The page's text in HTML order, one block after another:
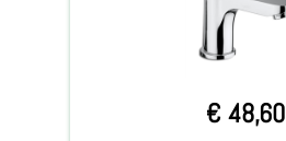
€ 48,60